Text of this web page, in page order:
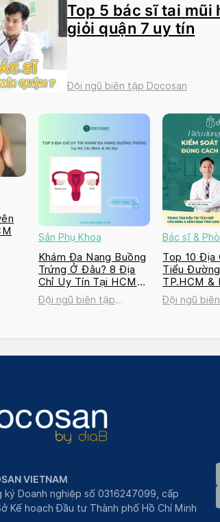
Top 5 bác sĩ tai mũi
giỏi quận 7 uy tín
Đội ngũ biên tập Docosan
Sản Phụ Khoa
Khám Đa Nang Buồng
Trứng Ở Đâu? 8 Địa
Chỉ Uy Tín Tại HCM
và Hà Nội 2026
Đội ngũ biên tập
Bác sĩ &
Top 10 Địa
Tiểu
TP.HCM &
2026
Đội ngũ
VIETNAM
ký Doanh nghiệp số 0316247099, cấp
Kế hoạch Đầu tư Thành phố Hồ Chí Minh